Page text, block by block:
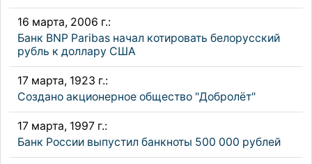
16 марта, 2006 г.:
Банк BNP Paribas начал котировать белорусский
рубль к доллару США
17 марта, 1923 г.:
Создано акционерное общество "Добролёт"
17 марта, 1997 г.:
Банк России выпустил банкноты 500 000 рублей